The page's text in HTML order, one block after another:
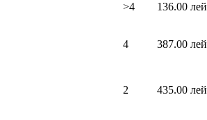
>4 136.00 лей
4 387.00 лей
2 435.00 лей